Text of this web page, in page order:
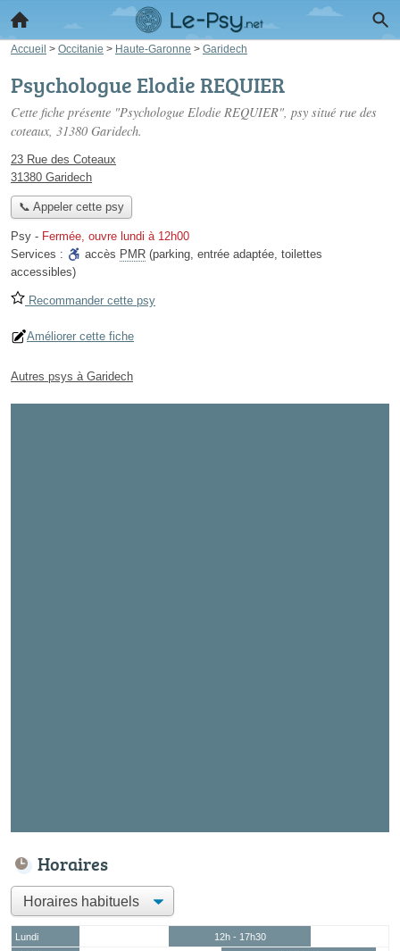
Accueil > Occitanie > Haute-Garonne > Garidech
Psychologue Elodie REQUIER
Cette fiche présente "Psychologue Elodie REQUIER", psy situé rue des
coteaux, 31380 Garidech.
23 Rue des Coteaux
31380 Garidech
📞 Appeler cette psy
Psy - Fermée, ouvre lundi à 12h00
Services :
accès PMR (parking, entrée adaptée, toilettes
accessibles)
Recommander cette psy
Améliorer cette fiche
Autres psys à Garidech
Horaires
Lundi
12h - 17h30